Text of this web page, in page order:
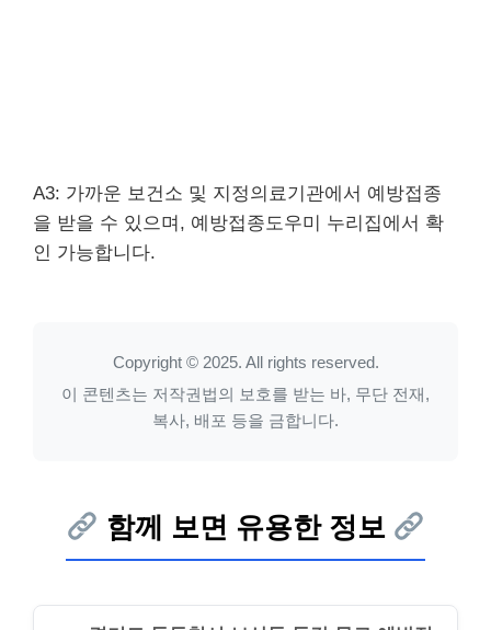
A3: 가까운 보건소 및 지정의료기관에서 예방접종
을 받을 수 있으며, 예방접종도우미 누리집에서 확
인 가능합니다.
Copyright © 2025. All rights reserved.
이 콘텐츠는 저작권법의 보호를 받는 바, 무단 전재,
복사, 배포 등을 금합니다.
함께 보면 유용한 정보